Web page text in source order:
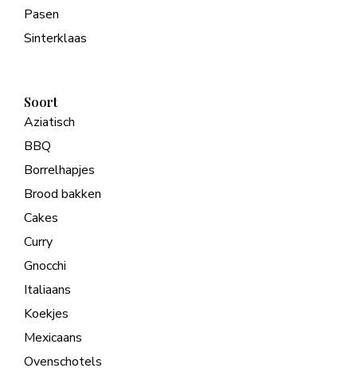
Pasen
Sinterklaas
Soort
Aziatisch
BBQ
Borrelhapjes
Brood bakken
Cakes
Curry
Gnocchi
Italiaans
Koekjes
Mexicaans
Ovenschotels